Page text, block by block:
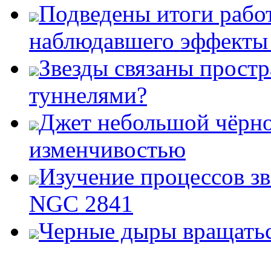
Подведены итоги
наблюдавшего
Звезды связаны
туннелями?
Джет небольшой
изменчивостью
Изучение процессов
NGC 2841
Черные дыры